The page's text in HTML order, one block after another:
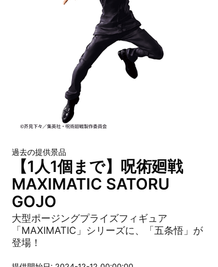
過去の提供景品
【1人1個まで】呪術廻戦
MAXIMATIC SATORU
GOJO
大型ポージングプライズフィギュア
「MAXIMATIC」シリーズに、「五条悟」が
登場！